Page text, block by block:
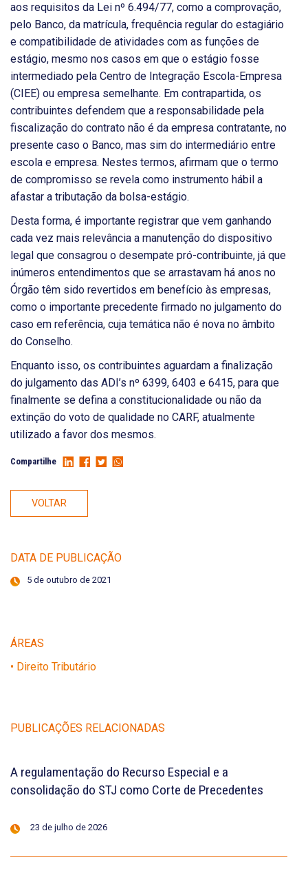
aos requisitos da Lei nº 6.494/77, como a comprovação,
pelo Banco, da matrícula, frequência regular do estagiário
e compatibilidade de atividades com as funções de
estágio, mesmo nos casos em que o estágio fosse
intermediado pela Centro de Integração Escola-Empresa
(CIEE) ou empresa semelhante. Em contrapartida, os
contribuintes defendem que a responsabilidade pela
fiscalização do contrato não é da empresa contratante, no
presente caso o Banco, mas sim do intermediário entre
escola e empresa. Nestes termos, afirmam que o termo
de compromisso se revela como instrumento hábil a
afastar a tributação da bolsa-estágio.
Desta forma, é importante registrar que vem ganhando
cada vez mais relevância a manutenção do dispositivo
legal que consagrou o desempate pró-contribuinte, já que
inúmeros entendimentos que se arrastavam há anos no
Órgão têm sido revertidos em benefício às empresas,
como o importante precedente firmado no julgamento do
caso em referência, cuja temática não é nova no âmbito
do Conselho.
Enquanto isso, os contribuintes aguardam a finalização
do julgamento das ADI’s nº 6399, 6403 e 6415, para que
finalmente se defina a constitucionalidade ou não da
extinção do voto de qualidade no CARF, atualmente
utilizado a favor dos mesmos.
Compartilhe
VOLTAR
DATA DE PUBLICAÇÃO
5 de outubro de 2021
ÁREAS
• Direito Tributário
PUBLICAÇÕES RELACIONADAS
A regulamentação do Recurso Especial e a
consolidação do STJ como Corte de Precedentes
23 de julho de 2026